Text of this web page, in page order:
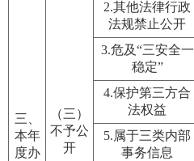
三、
本年
度办
（三）
不予公
开
2.其他法律行政
法规禁止公开
3.危及“三安全一
稳定”
4.保护第三方合
法权益
5.属于三类内部
事务信息